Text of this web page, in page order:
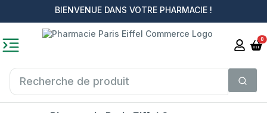
BIENVENUE DANS VOTRE PHARMACIE !
0